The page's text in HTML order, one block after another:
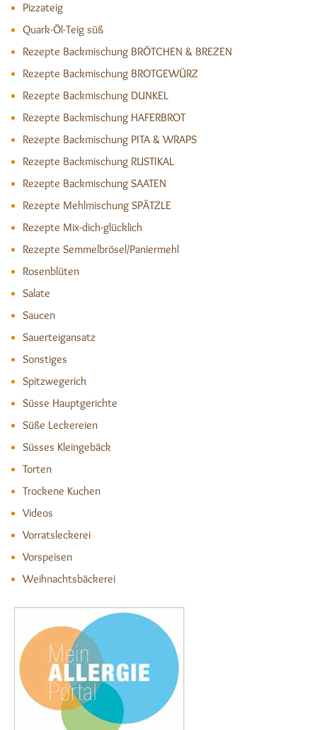
Pizzateig
Quark-Öl-Teig süß
Rezepte Backmischung BRÖTCHEN & BREZEN
Rezepte Backmischung BROTGEWÜRZ
Rezepte Backmischung DUNKEL
Rezepte Backmischung HAFERBROT
Rezepte Backmischung PITA & WRAPS
Rezepte Backmischung RUSTIKAL
Rezepte Backmischung SAATEN
Rezepte Mehlmischung SPÄTZLE
Rezepte Mix-dich-glücklich
Rezepte Semmelbrösel/Paniermehl
Rosenblüten
Salate
Saucen
Sauerteigansatz
Sonstiges
Spitzwegerich
Süsse Hauptgerichte
Süße Leckereien
Süsses Kleingebäck
Torten
Trockene Kuchen
Videos
Vorratsleckerei
Vorspeisen
Weihnachtsbäckerei